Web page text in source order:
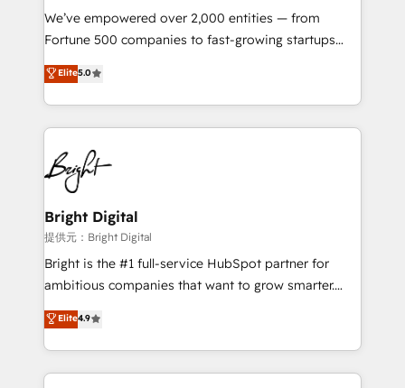
Marketing Enablement HubSpot Impact Award 🏆
2018 Website Design HubSpot Impact Award 🏆2017
Growth-Driven Design Agency of the Year 🏆2016
Sales Enablement HubSpot Impact Award 🏆2015
HubSpot COS Performance Award 🏆2014 HubSpot
COS Design Award 🏆2013 HubSpot Marketplace
Partner 📆Founded in 1997
We’ve empowered over 2,000 entities — from
Fortune 500 companies to fast-growing startups
and nonprofits — to streamline operations, scale
revenue, and unlock the full potential of HubSpot.
With deep technical and industry expertise, we fuse
automation, integration, and AI innovation to deliver
lasting impact. We specialize in: • Turnkey and end-
to-end HubSpot implementations • Onboarding for
Sales, Service, Marketing & Content Hubs • AI voice
and chat agents, predictive automation, and smart
workflows • Salesforce + HubSpot integration •
RevOps and AI-driven sales enablement • Website
design and CMS development • ERP integration: SAP,
and CRM migration from any platform •
Client/member portals built on HubSpot • Custom
Elite5.0
Bright Digital
提供元：Bright Digital
Bright is the #1 full-service HubSpot partner for
ambitious companies that want to grow smarter.
From HubSpot onboarding, to training, from
developing a new website to lead generation and
digital marketing; we do it all (and with great
results)! In short, our services include: - HubSpot
Elite4.9